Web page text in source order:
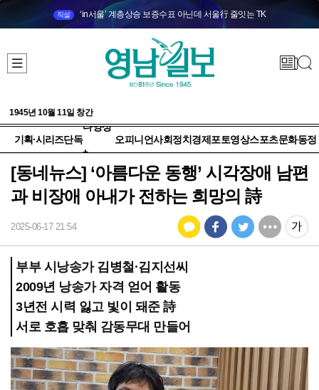
직설 ‘in서울’ 계층상승 보증수표 아닌데 서울行 줄잇는 TK
1945년 10월 11일 창간
기획·시리즈단독
다양성
+
오피니언사회정치 경제 포토영상스포츠문화동정
[동네뉴스] ‘아름다운 동행’ 시각장애 남편
과 비장애 아내가 전하는 희망의 詩
2025-06-17 21:54
부부 시낭송가 김병철·김지선씨
2009년 낭송가 자격 얻어 활동
3년전 시력 잃고 빛이 돼준 詩
서로 호흡 맞춰 감동무대 만들어